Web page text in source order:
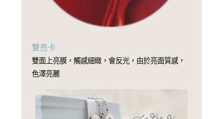
雙亮卡
雙面上亮膜，觸感細緻，會反光，由於亮面質感，
色澤亮麗